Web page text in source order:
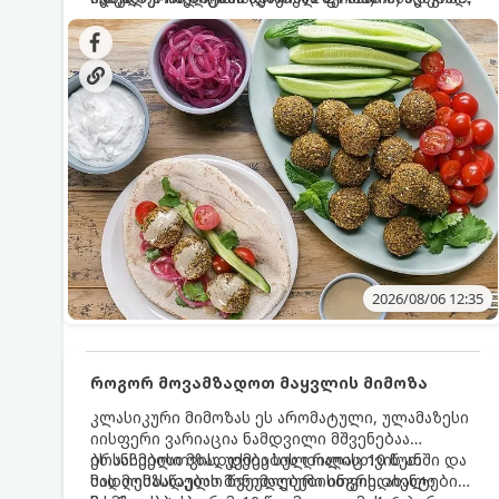
სალათებთან ერთად ან ტახინის (სესამის)
სოუსთან მირთმევისთვის.
იდეალურად შეინარჩუნოს და არ დაიშალოს.
დრო: 10–15 წუთი ულუფა: 20–24 ცალი ბურთულა
(4–6 პორცია)
2026/08/06 12:35
როგორ მოვამზადოთ მაყვლის მიმოზა
კლასიკური მიმოზას ეს არომატული, ულამაზესი
იისფერი ვარიაცია ნამდვილი მშვენებაა
ბრანჩებისთვის, უქმეების დილისთვის ან
სადღესასწაულო წვეულებებისთვის. ახალი
ეს სასმელი მზადდება სულ რაღაც 10 წუთში და
მის მომზადებას მინიმალური ინგრედიენტები